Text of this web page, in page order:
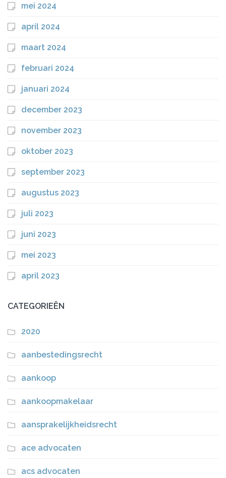
mei 2024
april 2024
maart 2024
februari 2024
januari 2024
december 2023
november 2023
oktober 2023
september 2023
augustus 2023
juli 2023
juni 2023
mei 2023
april 2023
CATEGORIEËN
2020
aanbestedingsrecht
aankoop
aankoopmakelaar
aansprakelijkheidsrecht
ace advocaten
acs advocaten